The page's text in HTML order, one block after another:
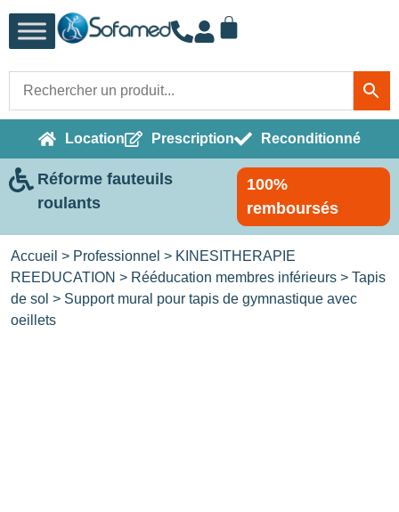
Location Prescription Reconditionné
Réforme fauteuils
roulants
100%
remboursés
Accueil > Professionnel > KINESITHERAPIE
REEDUCATION > Rééducation membres inférieurs > Tapis
de sol > Support mural pour tapis de gymnastique avec
oeillets